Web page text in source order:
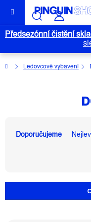
obsah
Předsezónní čistění
DomůLedovcové vybavení
Í
P
Doporučujeme